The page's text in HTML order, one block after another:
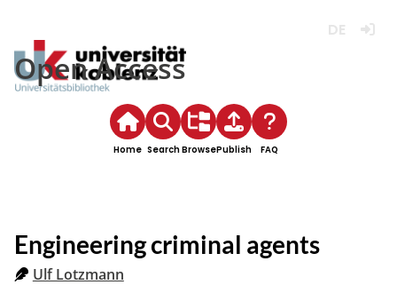
Open Access
Home SearchBrowsePublish FAQ
Engineering criminal agents
Ulf Lotzmann